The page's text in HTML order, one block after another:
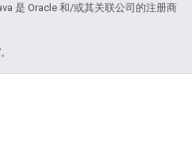
是 Oracle 和/或其关联公司的注册商